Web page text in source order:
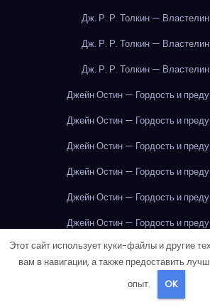
Дж. Р. Р. Толкин —
Дж. Р. Р. Толкин —
Дж. Р. Р. Толкин —
Джейн Остин — Гордость и
Джейн Остин — Гордость и
Джейн Остин — Гордость и
Джейн Остин — Гордость и
Джейн Остин — Гордость и
Джейн Остин — Гордость и
Джейн Остин — Гордость и
Джейн Остин — Гордость и
Джейн Остин — Гордость и
Этот сайт использует куки-файлы и другие
вам в навигации, а также предоставить
опыт.
OK